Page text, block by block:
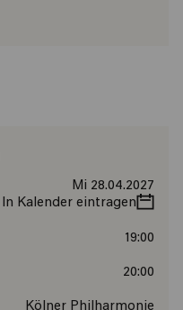
Mi 28.04.2027
In Kalender eintragen
19:00
20:00
Kölner Philharmonie